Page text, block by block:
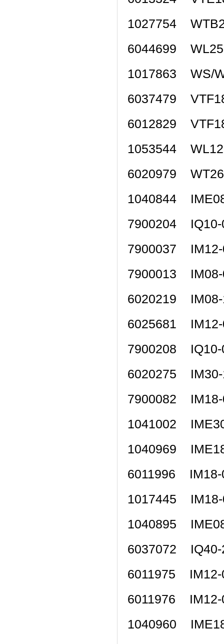
1027754
6044699
1017863 WS/
6037479
6012829
1053544
6020979
1040844
7900204
7900037
7900013
6020219
6025681
7900208
6020275
7900082
1041002
1040969
6011996
1017445
1040895
6037072
6011975
6011976
1040960